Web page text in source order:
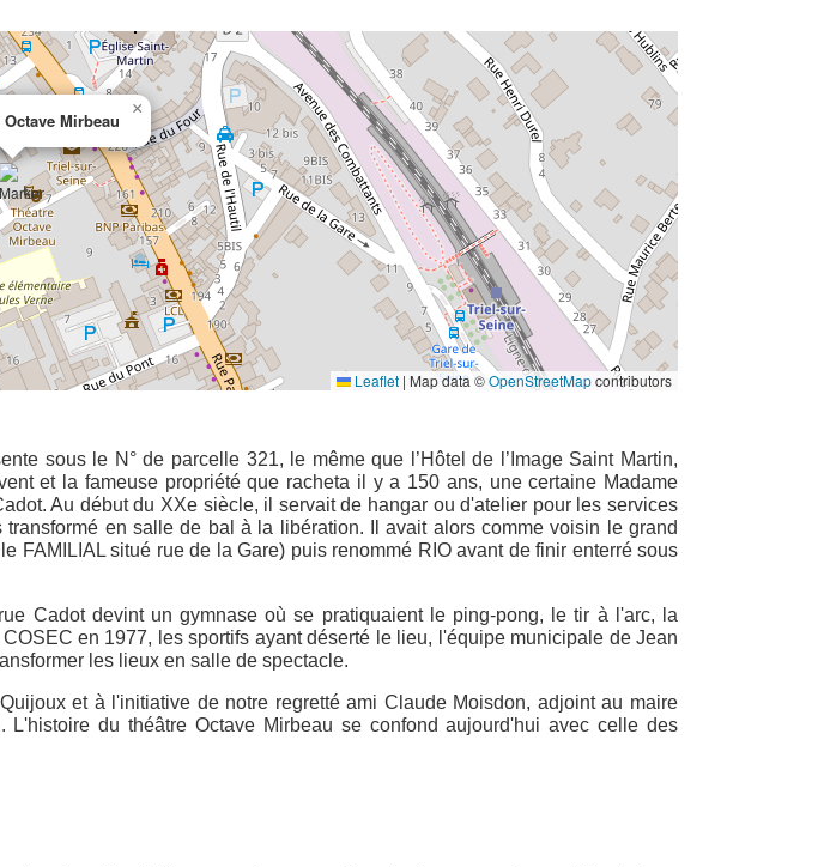
Mirbeau
×
Leaflet | Map data ©OpenStreetMapcontributors
sous le N° de parcelle 321, le même que l’Hôtel de l’Image Saint Martin,
et la fameuse propriété que racheta il y a 150 ans, une certaine Madame
Au début du XXe siècle, il servait de hangar ou d'atelier pour les services
en salle de bal à la libération. Il avait alors comme voisin le grand
FAMILIAL situé rue de la Gare) puis renommé RIO avant de finir enterré sous
Cadot devint un gymnase où se pratiquaient le ping-pong, le tir à l'arc, la
en 1977, les sportifs ayant déserté le lieu, l'équipe municipale de Jean
les lieux en salle de spectacle.
et à l'initiative de notre regretté ami Claude Moisdon, adjoint au maire
du théâtre Octave Mirbeau se confond aujourd'hui avec celle des